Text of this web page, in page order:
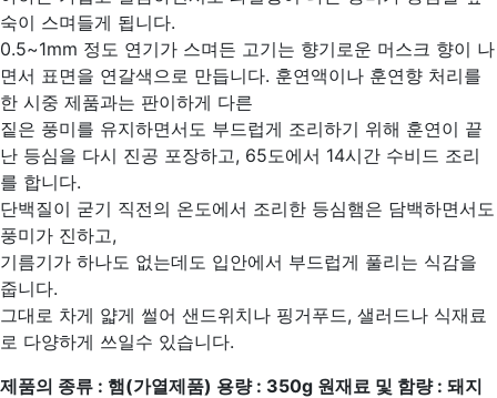
숙이 스며들게 됩니다.
0.5~1mm 정도 연기가 스며든 고기는 향기로운 머스크 향이 나
면서 표면을 연갈색으로 만듭니다. 훈연액이나 훈연향 처리를
한 시중 제품과는 판이하게 다른
짙은 풍미를 유지하면서도 부드럽게 조리하기 위해 훈연이 끝
난 등심을 다시 진공 포장하고, 65도에서 14시간 수비드 조리
를 합니다.
단백질이 굳기 직전의 온도에서 조리한 등심햄은 담백하면서도
풍미가 진하고,
기름기가 하나도 없는데도 입안에서 부드럽게 풀리는 식감을
줍니다.
그대로 차게 얇게 썰어 샌드위치나 핑거푸드, 샐러드나 식재료
로 다양하게 쓰일수 있습니다.
제품의 종류 : 햄(가열제품) 용량 : 350g 원재료 및 함량 : 돼지